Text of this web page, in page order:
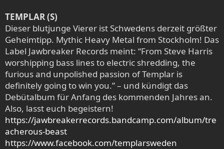
TEMPLAR (S)
Dieser blutjunge Vierer ist Schwedens derzeit größter
Geheimtipp. Mythic Heavy Metal from Stockholm! Das
Label Jawbreaker Records meint: “From Steve Harris
worshipping bass lines to electric shredding, the
furious and unpolished passion of Templar is
definitely going to win you.” – und kündigt das
Debütalbum für Anfang des kommenden Jahres an.
Also, lasst euch begeistern!
https://jawbreakerrecords.bandcamp.com/album/tre
acherous-beast
https://www.facebook.com/templarsweden